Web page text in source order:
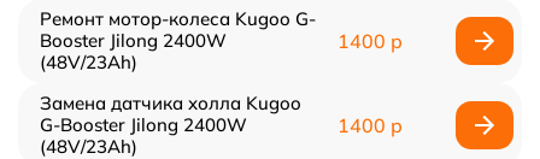
Ремонт мотор-колеса Kugoo G-
Booster Jilong 2400W
(48V/23Ah)
1400 р
Замена датчика холла Kugoo
G-Booster Jilong 2400W
(48V/23Ah)
1400 р